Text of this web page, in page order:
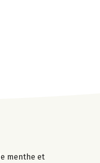
menthe et